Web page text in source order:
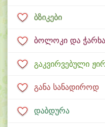
ბზიკები
ბოლოკი და
გაკვირვებული
განა სანადიროდ
დაბდურა